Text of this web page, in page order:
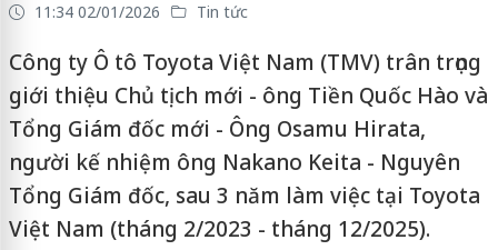
11:34 02/01/2026 Tin tức
Công ty Ô tô Toyota Việt Nam (TMV) trân trọng
giới thiệu Chủ tịch mới - ông Tiền Quốc Hào và
Tổng Giám đốc mới - Ông Osamu Hirata,
người kế nhiệm ông Nakano Keita - Nguyên
Tổng Giám đốc, sau 3 năm làm việc tại Toyota
Việt Nam (tháng 2/2023 - tháng 12/2025).